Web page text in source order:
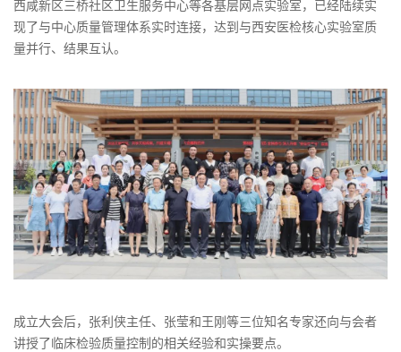
西咸新区三桥社区卫生服务中心等各基层网点实验室，已经陆续实
现了与中心质量管理体系实时连接，达到与西安医检核心实验室质
量并行、结果互认。
成立大会后，张利侠主任、张莹和王刚等三位知名专家还向与会者
讲授了临床检验质量控制的相关经验和实操要点。